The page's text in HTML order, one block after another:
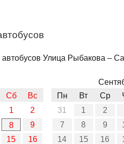
Улица Рыбакова –
Сб
Вс
1
2
8
9
15
16
Пн
Вт Ср
31
1 2
7
8 9
14
15 16